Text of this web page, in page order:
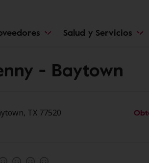
Salud y Servicios
- Baytown
TX 77520